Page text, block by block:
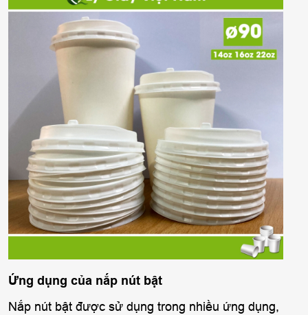
Ứng dụng của nắp nút bật
Nắp nút bật được sử dụng trong nhiều ứng dụng,